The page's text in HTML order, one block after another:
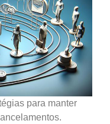
para manter